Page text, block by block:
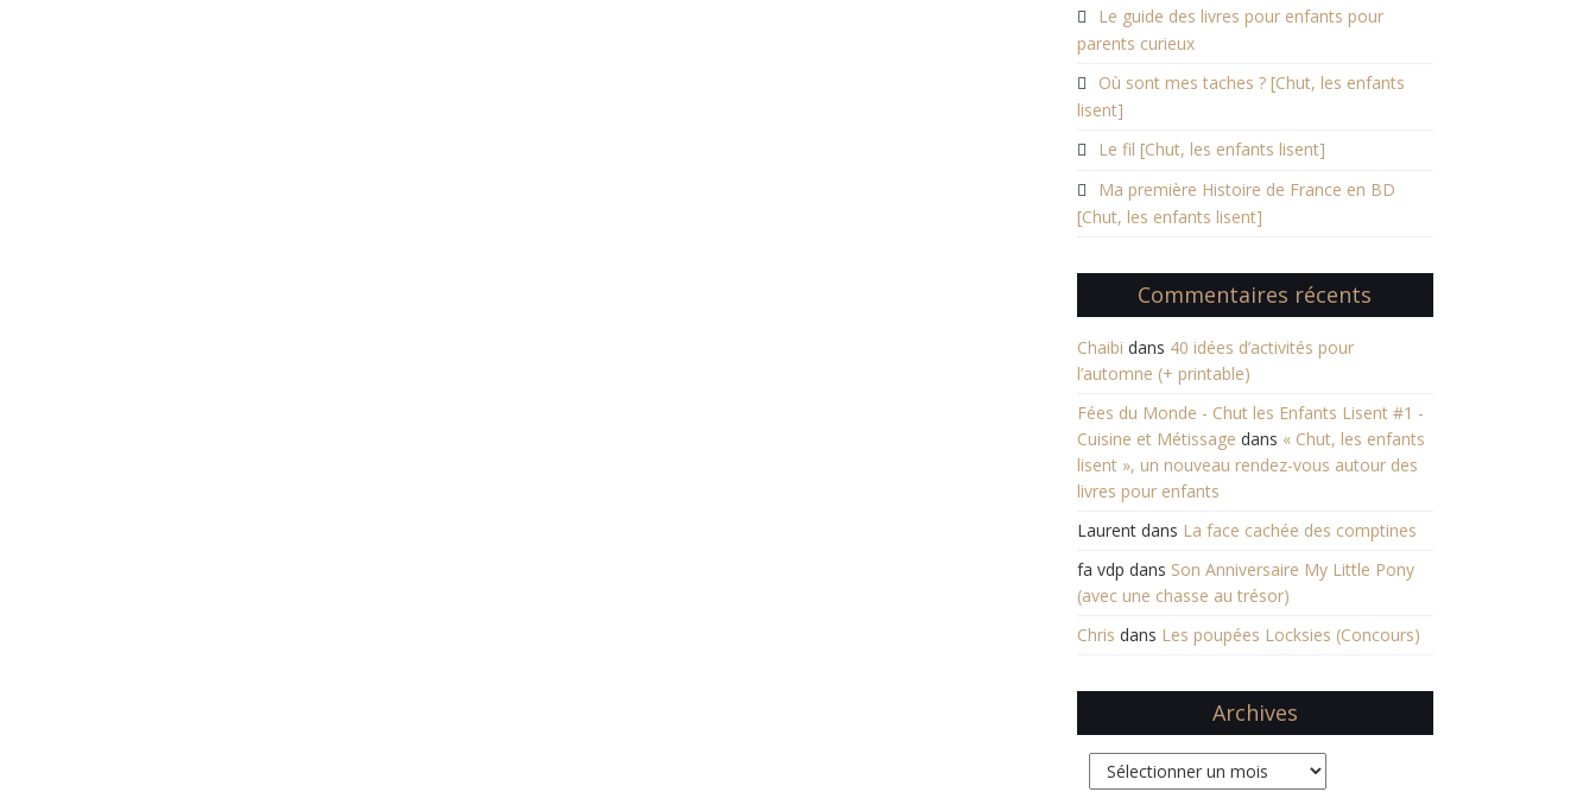
Le guide des livres pour enfants pour
parents curieux
Où sont mes taches ? [Chut, les enfants
lisent]
Le fil [Chut, les enfants lisent]
Ma première Histoire de France en BD
[Chut, les enfants lisent]
Commentaires récents
Chaibi dans 40 idées d’activités pour
l’automne (+ printable)
Fées du Monde - Chut les Enfants Lisent #1 -
Cuisine et Métissage dans « Chut, les enfants
lisent », un nouveau rendez-vous autour des
livres pour enfants
Laurentdans La face cachée des comptines
fa vdp dans Son Anniversaire My Little Pony
(avec une chasse au trésor)
Chris dans Les poupées Locksies (Concours)
Archives
Archives